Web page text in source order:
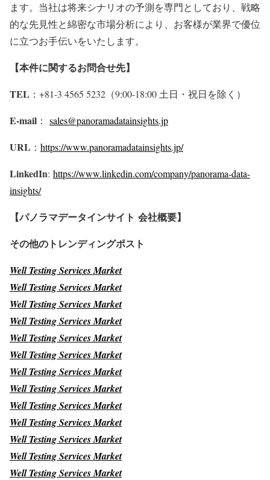
ます。当社は将来シナリオの予測を専門としており、戦略
的な先見性と綿密な市場分析により、お客様が業界で優位
に立つお手伝いをいたします。
【本件に関するお問合せ先】
TEL ：+81-3 4565 5232（9:00-18:00 土日・祝日を除く）
E-mail ： sales@panoramadatainsights.jp
URL ： https://www.panoramadatainsights.jp/
LinkedIn: https://www.linkedin.com/company/panorama-data-
insights/
【パノラマデータインサイト 会社概要】
その他のトレンディングポスト
Well Testing Services Market
Well Testing Services Market
Well Testing Services Market
Well Testing Services Market
Well Testing Services Market
Well Testing Services Market
Well Testing Services Market
Well Testing Services Market
Well Testing Services Market
Well Testing Services Market
Well Testing Services Market
Well Testing Services Market
Well Testing Services Market